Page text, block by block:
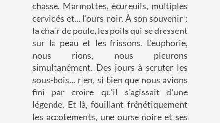
chasse. Marmottes, écureuils, multiples
cervidés et... l'ours noir. À son souvenir :
la chair de poule, les poils qui se dressent
sur la peau et les frissons. L'euphorie,
nous rions, nous pleurons
simultanément. Des jours à scruter les
sous-bois... rien, si bien que nous avions
fini par croire qu'il s'agissait d'une
légende. Et là, fouillant frénétiquement
les accotements, une ourse noire et ses